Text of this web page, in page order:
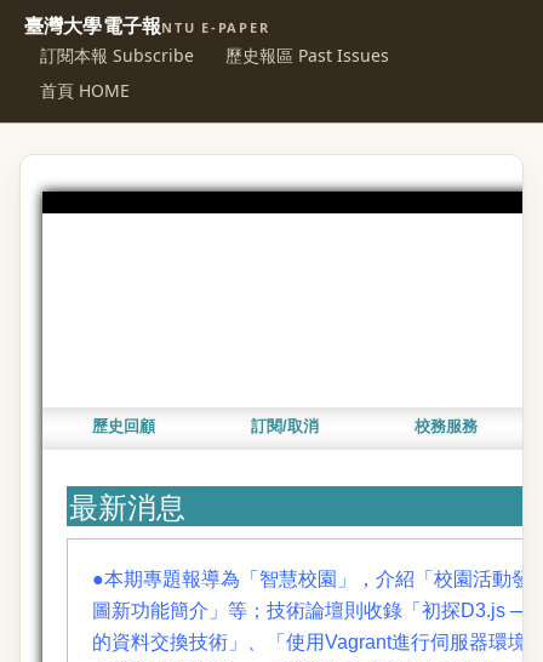
臺灣大學電子報NTU E-PAPER
訂閱本報 Subscribe
歷史報區 Past Issues
首頁 HOME
歷史回顧 訂閱/取消 校務服務
最新消息
●本期專題報導為「智慧校園」，介紹「校園活動
圖新功能簡介」等；技術論壇則收錄「初探D3.js ─
的資料交換技術」、「使用Vagrant進行伺服器環境